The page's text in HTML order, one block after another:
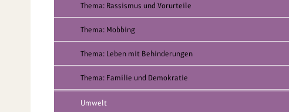
Thema: Rassismus und Vorurteile
Thema: Mobbing
Thema: Leben mit Behinderungen
Thema: Familie und Demokratie
Umwelt